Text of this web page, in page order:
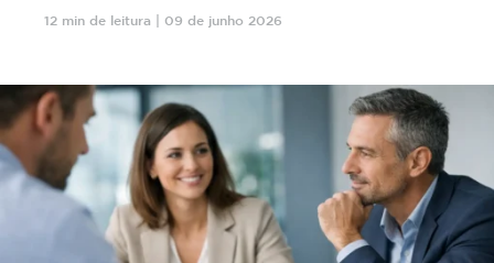
12 min de leitura | 09 de junho 2026